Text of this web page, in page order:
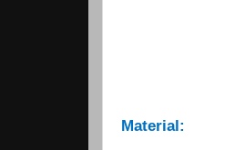
Material: